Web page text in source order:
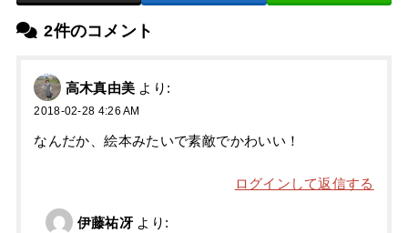
2件のコメント
高木真由美 より:
2018-02-28 4:26 AM
なんだか、絵本みたいで素敵でかわいい！
ログインして返信する
伊藤祐冴 より: